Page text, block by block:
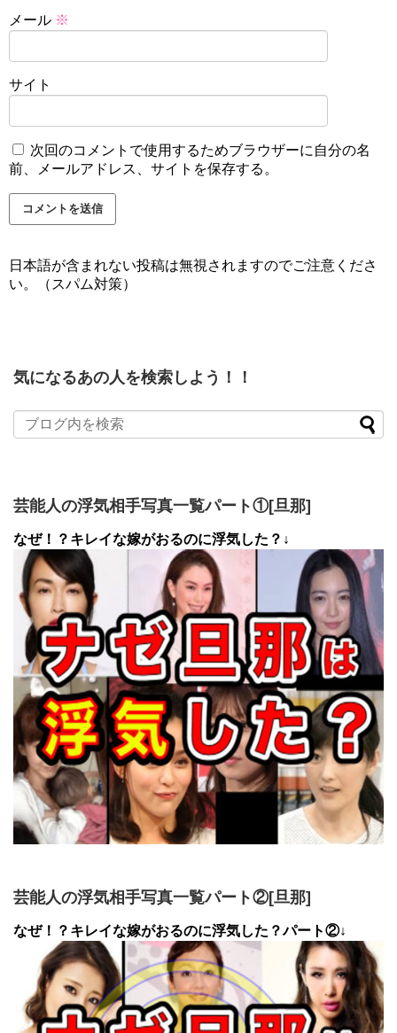
メール ※
サイト
次回のコメントで使用するためブラウザーに自分の名
前、メールアドレス、サイトを保存する。
日本語が含まれない投稿は無視されますのでご注意くださ
い。（スパム対策）
気になるあの人を検索しよう！！
芸能人の浮気相手写真一覧パート①[旦那]
なぜ！？キレイな嫁がおるのに浮気した？↓
芸能人の浮気相手写真一覧パート②[旦那]
なぜ！？キレイな嫁がおるのに浮気した？パート②↓